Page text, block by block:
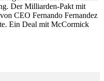
Der Milliarden-Pakt mit
CEO Fernando Fernandez
Ein Deal mit McCormick